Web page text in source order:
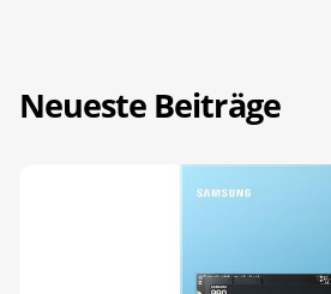
Neueste Beiträge